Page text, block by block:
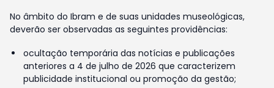
No âmbito do Ibram e de suas unidades museológicas,
deverão ser observadas as seguintes providências:
ocultação temporária das notícias e publicações
anteriores a 4 de julho de 2026 que caracterizem
publicidade institucional ou promoção da gestão;